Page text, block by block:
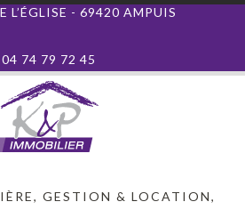
L’ÉGLISE - 69420 AMPUIS
04 74 79 72 45
GESTION & LOCATION,